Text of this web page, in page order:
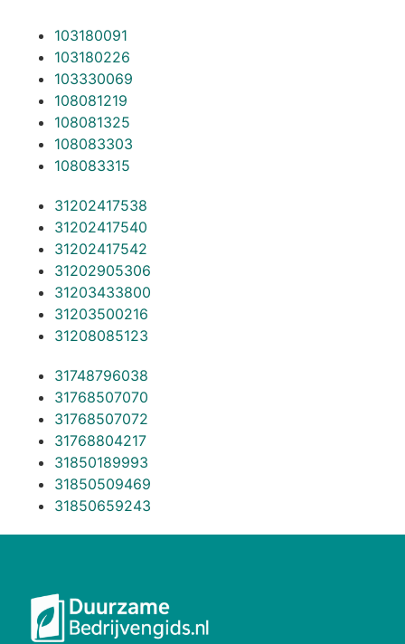
103180091
103180226
103330069
108081219
108081325
108083303
108083315
31202417538
31202417540
31202417542
31202905306
31203433800
31203500216
31208085123
31748796038
31768507070
31768507072
31768804217
31850189993
31850509469
31850659243